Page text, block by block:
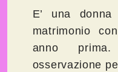
E’ una
matrimonio
anno
osservazione